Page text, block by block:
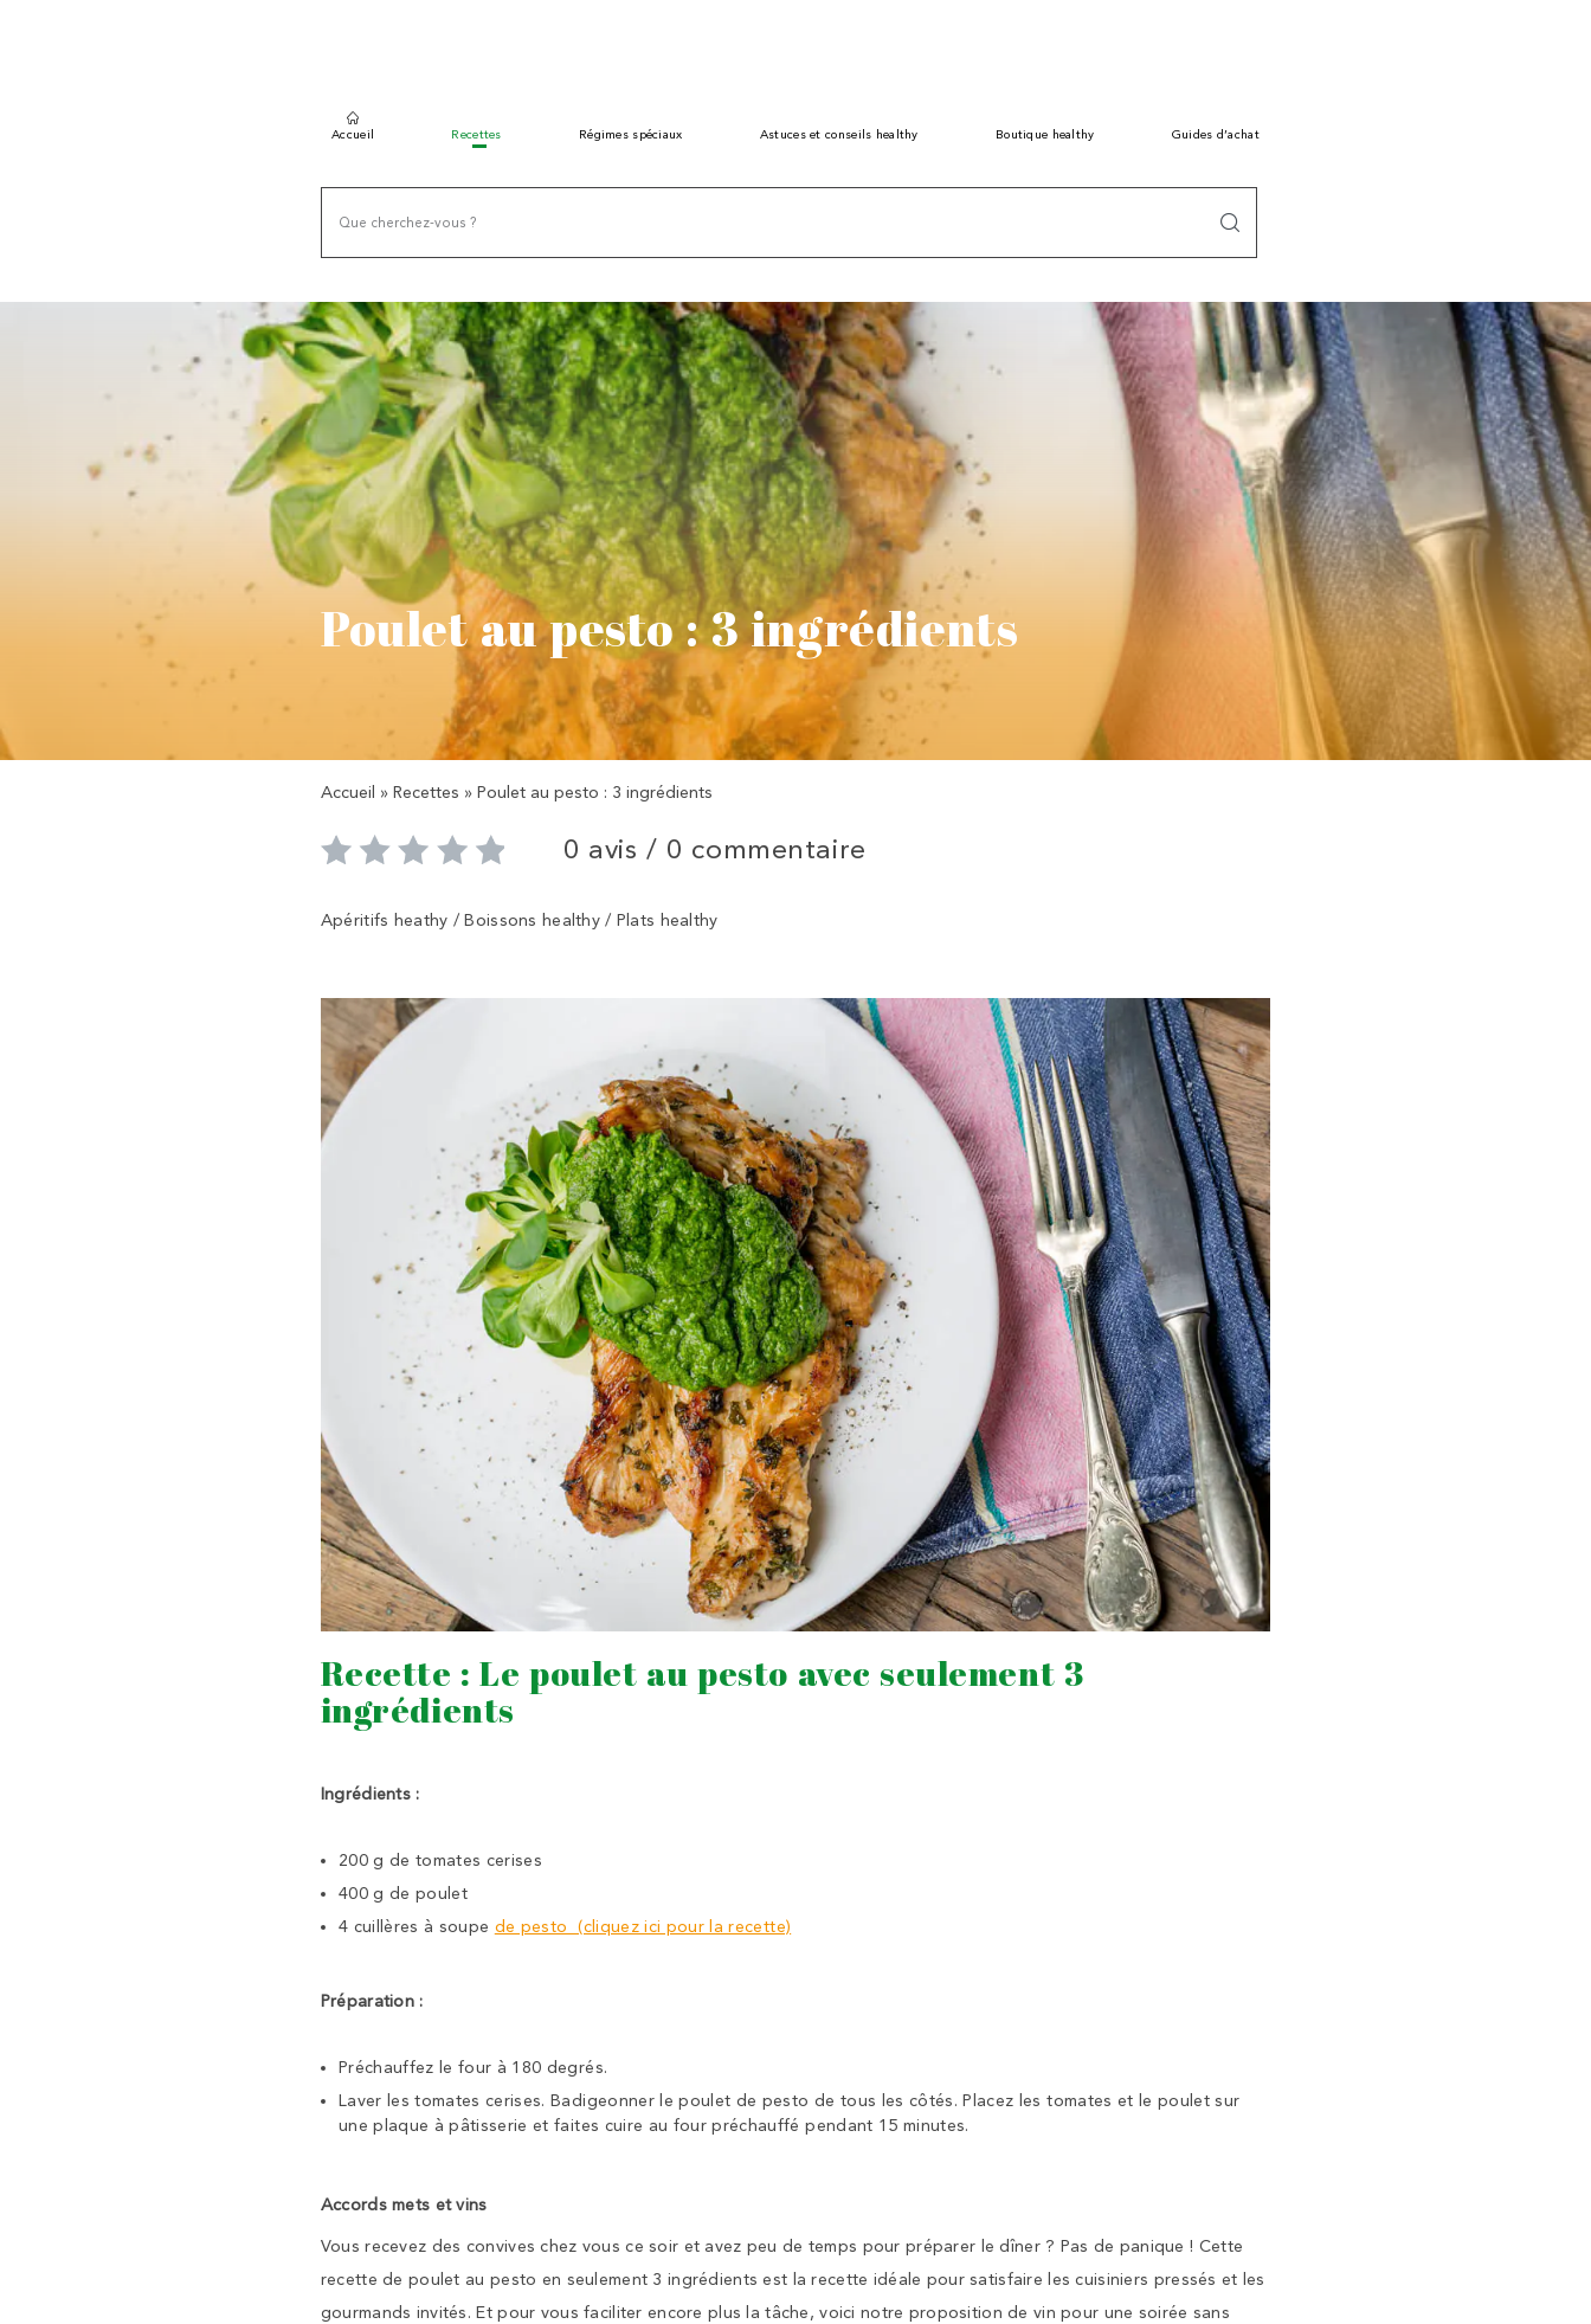
Accueil Recettes Régimes spéciaux Astuces et conseils healthy Boutique healthy Guides d’achat
Poulet au pesto : 3 ingrédients
Accueil » Recettes » Poulet au pesto : 3 ingrédients
0 avis / 0 commentaire
Apéritifs heathy / Boissons healthy / Plats healthy
Recette : Le poulet au pesto avec seulement 3
ingrédients
Ingrédients :
200g de tomates cerises
400g de poulet
4 cuillères à soupe de pesto (cliquez ici pour la recette)
Préparation :
Préchauffez le four à 180 degrés.
Laver les tomates cerises. Badigeonner le poulet de pesto de tous les côtés. Placez les tomates et le poulet sur
une plaque à pâtisserie et faites cuire au four préchauffé pendant 15 minutes.
Accords mets et vins
Vous recevez des convives chez vous ce soir et avez peu de temps pour préparer le dîner ? Pas de panique ! Cette
recette de poulet au pesto en seulement 3 ingrédients est la recette idéale pour satisfaire les cuisiniers pressés et les
gourmands invités. Et pour vous faciliter encore plus la tâche, voici notre proposition de vin pour une soirée sans